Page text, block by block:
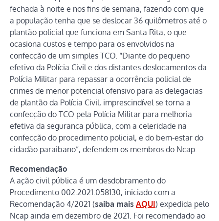
fechada à noite e nos fins de semana, fazendo com que
a população tenha que se deslocar 36 quilômetros até o
plantão policial que funciona em Santa Rita, o que
ocasiona custos e tempo para os envolvidos na
confecção de um simples TCO. “Diante do pequeno
efetivo da Polícia Civil e dos distantes deslocamentos da
Polícia Militar para repassar a ocorrência policial de
crimes de menor potencial ofensivo para as delegacias
de plantão da Polícia Civil, imprescindível se torna a
confecção do TCO pela Polícia Militar para melhoria
efetiva da segurança pública, com a celeridade na
confecção do procedimento policial, e do bem-estar do
cidadão paraibano”, defendem os membros do Ncap.
Recomendação
A ação civil pública é um desdobramento do
Procedimento 002.2021.058130, iniciado com a
Recomendação 4/2021 (saiba mais AQUI) expedida pelo
Ncap ainda em dezembro de 2021. Foi recomendado ao